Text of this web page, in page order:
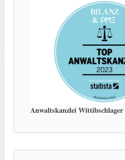
Anwaltskanzlei Wittibschlager